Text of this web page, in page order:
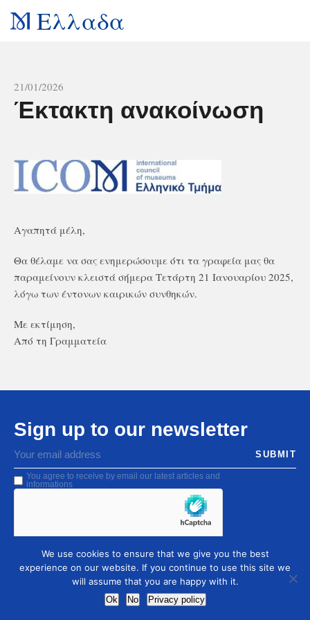
Ελλαδα
21/01/2026
Έκτακτη ανακοίνωση
Αγαπητά μέλη,
Θα θέλαμε να σας ενημερώσουμε ότι τα γραφεία μας θα
παραμείνουν κλειστά σήμερα Τετάρτη 21 Ιανουαρίου 2025,
λόγω των έντονων καιρικών συνθηκών.
Με εκτίμηση,
Από τη Γραμματεία
Sign up to our newsletter
You agree to receive by email our latest articles and
informations
We use cookies to ensure that we give you the best
experience on our website. If you continue to use this site we
will assume that you are happy with it.
Ok No Privacy policy